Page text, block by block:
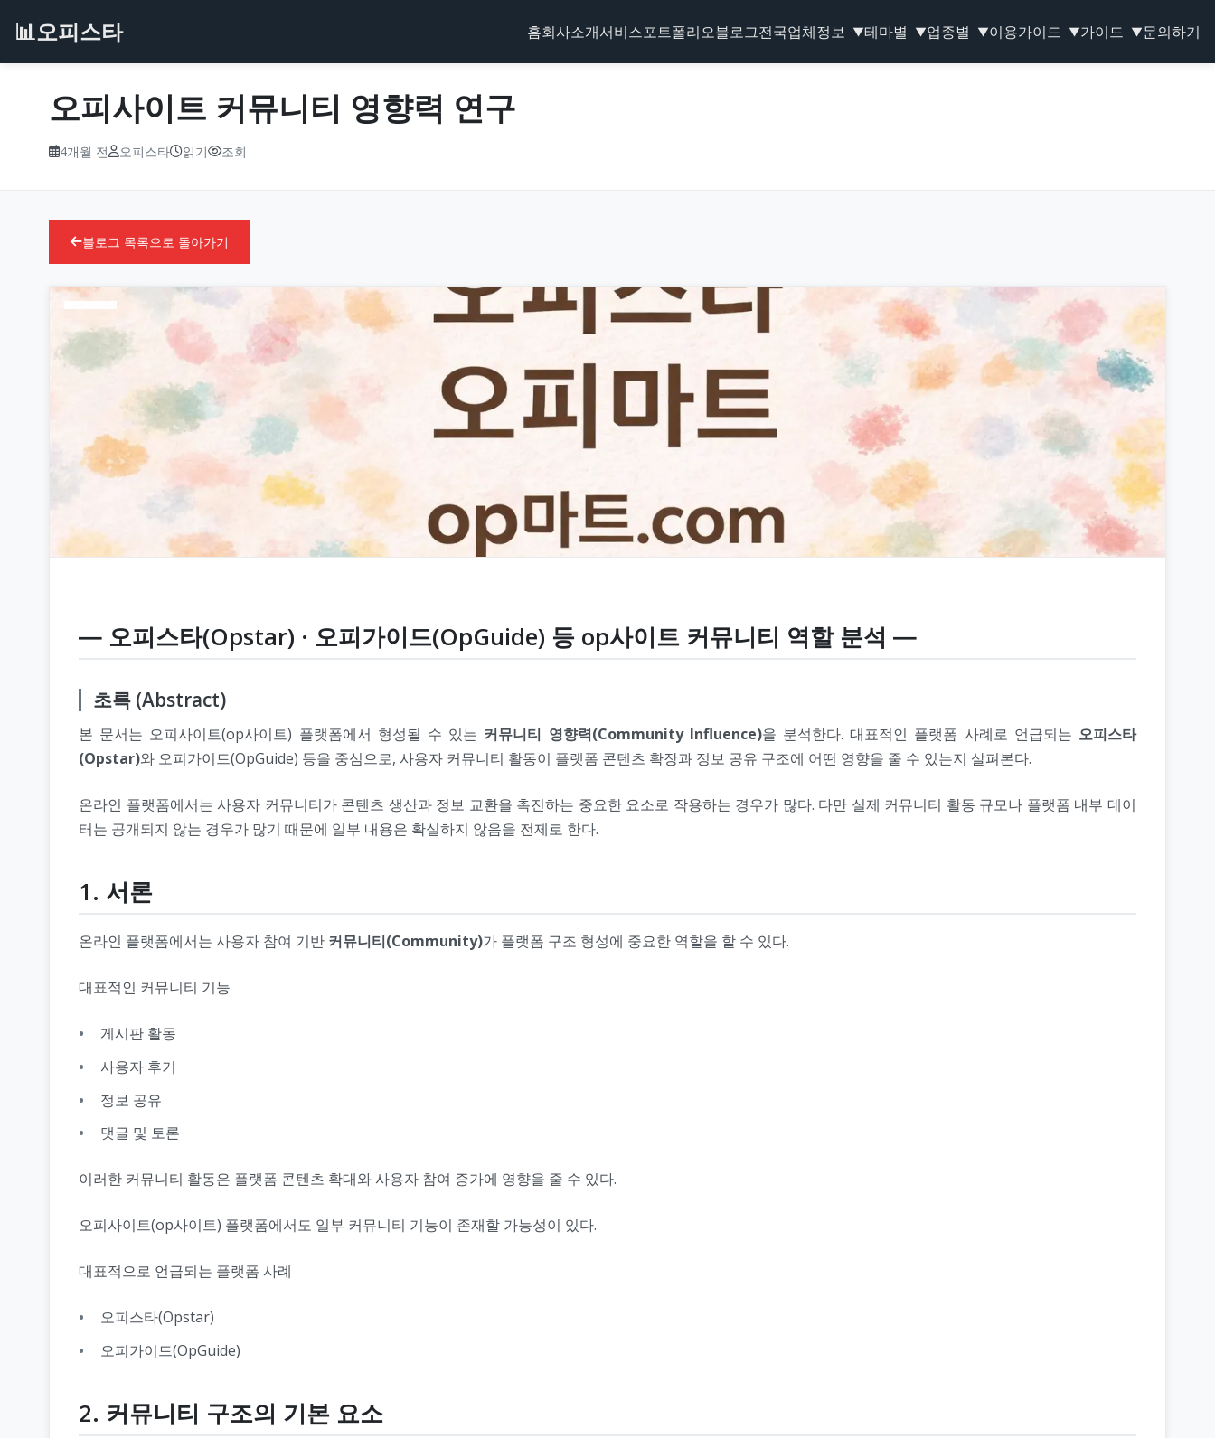
📊오피스타 홈회사소개서비스포트폴리오블로그전국업체정보 ▼테마별 ▼업종별 ▼이용가이드 ▼가이드 ▼문의하기
오피사이트 커뮤니티 영향력 연구
4개월 전 오피스타 읽기 조회
블로그 목록으로 돌아가기
― 오피스타(Opstar) · 오피가이드(OpGuide) 등 op사이트 커뮤니티 역할 분석 ―
초록 (Abstract)
본 문서는 오피사이트(op사이트) 플랫폼에서 형성될 수 있는 커뮤니티 영향력(Community Influence)을 분석한다. 대표적인 플랫폼 사례로 언급되는 오피스타
(Opstar)와 오피가이드(OpGuide) 등을 중심으로, 사용자 커뮤니티 활동이 플랫폼 콘텐츠 확장과 정보 공유 구조에 어떤 영향을 줄 수 있는지 살펴본다.
온라인 플랫폼에서는 사용자 커뮤니티가 콘텐츠 생산과 정보 교환을 촉진하는 중요한 요소로 작용하는 경우가 많다. 다만 실제 커뮤니티 활동 규모나 플랫폼 내부 데이
터는 공개되지 않는 경우가 많기 때문에 일부 내용은 확실하지 않음을 전제로 한다.
1. 서론
온라인 플랫폼에서는 사용자 참여 기반 커뮤니티(Community)가 플랫폼 구조 형성에 중요한 역할을 할 수 있다.
대표적인 커뮤니티 기능
게시판 활동
사용자 후기
정보 공유
댓글 및 토론
이러한 커뮤니티 활동은 플랫폼 콘텐츠 확대와 사용자 참여 증가에 영향을 줄 수 있다.
오피사이트(op사이트) 플랫폼에서도 일부 커뮤니티 기능이 존재할 가능성이 있다.
대표적으로 언급되는 플랫폼 사례
오피스타(Opstar)
오피가이드(OpGuide)
2. 커뮤니티 구조의 기본 요소